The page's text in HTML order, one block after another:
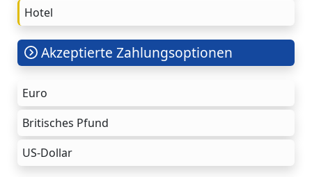
Hotel
Akzeptierte Zahlungsoptionen
Euro
Britisches Pfund
US-Dollar